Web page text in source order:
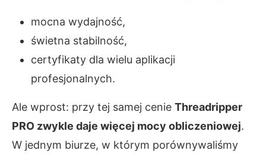
mocna wydajność,
świetna stabilność,
certyfikaty dla wielu aplikacji
profesjonalnych.
Ale wprost: przy tej samej cenie Threadripper
PRO zwykle daje więcej mocy obliczeniowej.
W jednym biurze, w którym porównywaliśmy